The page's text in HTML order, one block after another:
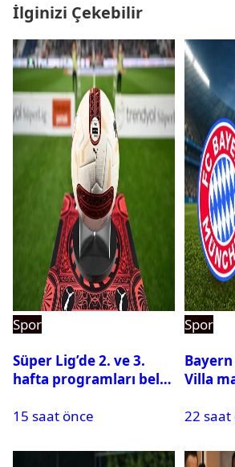
İlginizi Çekebilir
Spor
Süper Lig’de 2. ve 3.
hafta programları belli
15 saat önce
Spor
Villa
saat
22 saat